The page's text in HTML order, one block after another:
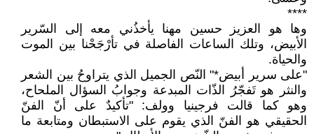
****
وها هو العزيز حسين مهنا يأخذُني معه إلى السّرير
الأبيض، وتلك الساعات الفاصلة في تأرْجَحْنا بين الموت
والحياة.
"على سرير أبيض*" النّص الجميل الذي يتراوحُ بين الشعر
والنثر هو تَفجّرُ الذّات المبدعة وجوابُ السؤال الملحاح،
وهو كما قالت فرجينيا وولف: "تأكيدٌ على أنّ الفنّ
الحقيقي هو الفنّ الذي يقوم على الاستبطان ومتابعة ما